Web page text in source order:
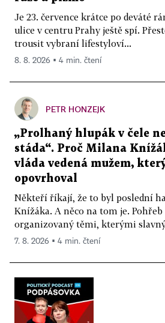
Je 23. července krátce po deváté
ulice v centru Prahy ještě spí.
trousit vybraní lifestyloví...
8. 8. 2026 ▪ 4 min. čtení
PETR HONZEJK
„Prolhaný hlupák v čele
stáda“. Proč Milana
vláda vedená mužem,
opovrhoval
Někteří říkají, že to byl poslední
Knížáka. A něco na tom je.
organizovaný těmi, kterými
7. 8. 2026 ▪ 4 min. čtení